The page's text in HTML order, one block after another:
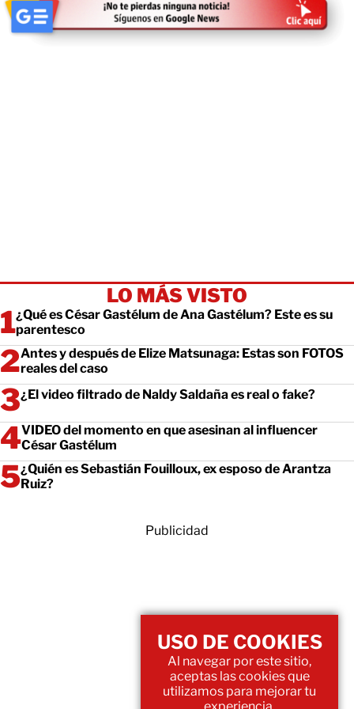
LO MÁS VISTO
¿Qué es César Gastélum de Ana Gastélum? Este es su
parentesco
Antes y después de Elize Matsunaga: Estas son FOTOS
reales del caso
¿El video filtrado de Naldy Saldaña es real o fake?
VIDEO del momento en que asesinan al influencer
César Gastélum
¿Quién es Sebastián Fouilloux, ex esposo de Arantza
Ruiz?
Publicidad
USO DE COOKIES
Al navegar por este sitio,
aceptas las cookies que
utilizamos para mejorar tu